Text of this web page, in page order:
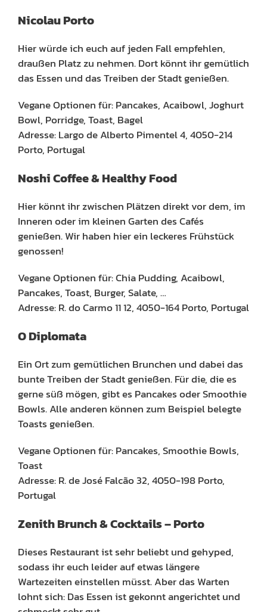
Nicolau Porto
Hier würde ich euch auf jeden Fall empfehlen,
draußen Platz zu nehmen. Dort könnt ihr gemütlich
das Essen und das Treiben der Stadt genießen.
Vegane Optionen für: Pancakes, Acaibowl, Joghurt
Bowl, Porridge, Toast, Bagel
Adresse: Largo de Alberto Pimentel 4, 4050-214
Porto, Portugal
Noshi Coffee & Healthy Food
Hier könnt ihr zwischen Plätzen direkt vor dem, im
Inneren oder im kleinen Garten des Cafés
genießen. Wir haben hier ein leckeres Frühstück
genossen!
Vegane Optionen für: Chia Pudding, Acaibowl,
Pancakes, Toast, Burger, Salate, …
Adresse: R. do Carmo 11 12, 4050-164 Porto, Portugal
O Diplomata
Ein Ort zum gemütlichen Brunchen und dabei das
bunte Treiben der Stadt genießen. Für die, die es
gerne süß mögen, gibt es Pancakes oder Smoothie
Bowls. Alle anderen können zum Beispiel belegte
Toasts genießen.
Vegane Optionen für: Pancakes, Smoothie Bowls,
Toast
Adresse: R. de José Falcão 32, 4050-198 Porto,
Portugal
Zenith Brunch & Cocktails – Porto
Dieses Restaurant ist sehr beliebt und gehyped,
sodass ihr euch leider auf etwas längere
Wartezeiten einstellen müsst. Aber das Warten
lohnt sich: Das Essen ist gekonnt angerichtet und